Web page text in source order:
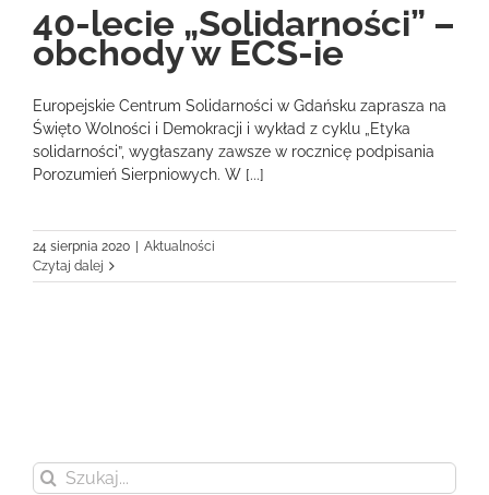
40-lecie „Solidarności” –
obchody w ECS-ie
Europejskie Centrum Solidarności w Gdańsku zaprasza na
Święto Wolności i Demokracji i wykład z cyklu „Etyka
solidarności”, wygłaszany zawsze w rocznicę podpisania
Porozumień Sierpniowych. W [...]
24 sierpnia 2020
Aktualności
Czytaj dalej
Szukaj